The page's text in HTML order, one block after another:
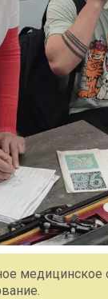
медицинское